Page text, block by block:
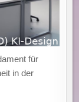
für
in der